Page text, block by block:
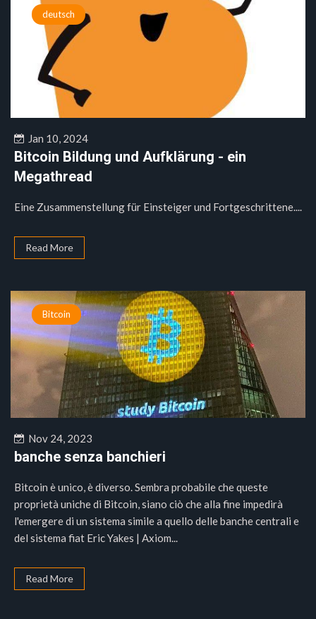
deutsch
Jan 10, 2024
Bitcoin Bildung und Aufklärung - ein
Megathread
Eine Zusammenstellung für Einsteiger und Fortgeschrittene....
Read More
Bitcoin
Nov 24, 2023
banche senza banchieri
Bitcoin è unico, è diverso. Sembra probabile che queste
proprietà uniche di Bitcoin, siano ciò che alla fine impedirà
l'emergere di un sistema simile a quello delle banche centrali e
del sistema fiat Eric Yakes | Axiom...
Read More